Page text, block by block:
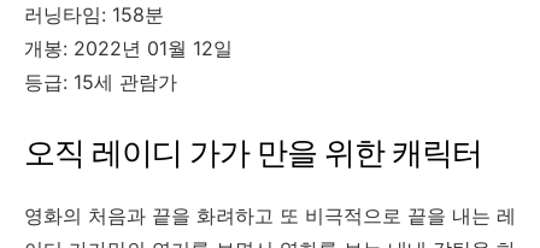
러닝타임: 158분
개봉: 2022년 01월 12일
등급: 15세 관람가
오직 레이디 가가 만을 위한 캐릭터
영화의 처음과 끝을 화려하고 또 비극적으로 끝을 내는 레